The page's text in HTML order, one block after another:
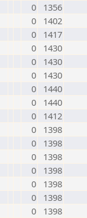
0
1356
0
1402
0
1417
0
1430
0
1430
0
1430
0
1440
0
1440
0
1412
0
1398
0
1398
0
1398
0
1398
0
1398
0
1398
0
1398